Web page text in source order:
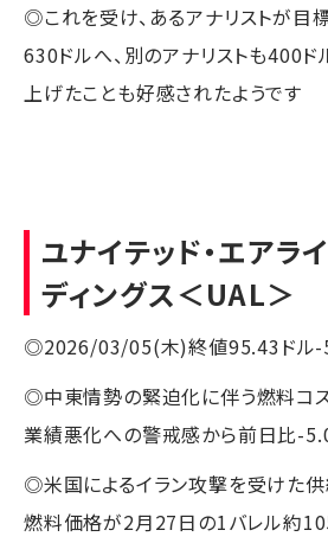
◎これを受け、あるアナリストが目
630ドルへ、別のアナリストも400
上げたことも好感されたようです
ユナイテッド・エアラ
ディングス＜UAL＞
◎2026/03/05(木)終値95.43ドル-
◎中東情勢の緊迫化に伴う燃料コス
業績悪化への警戒感から前日比-
◎米国によるイラン攻撃を受けた供
燃料価格が2月27日の1バレル約